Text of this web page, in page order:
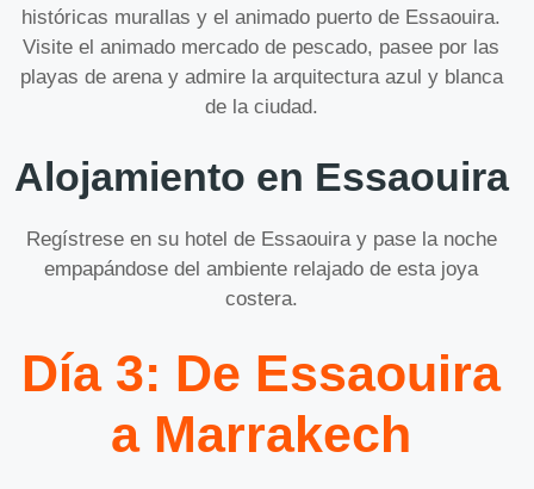
históricas murallas y el animado puerto de Essaouira.
Visite el animado mercado de pescado, pasee por las
playas de arena y admire la arquitectura azul y blanca
de la ciudad.
Alojamiento en Essaouira
Regístrese en su hotel de Essaouira y pase la noche
empapándose del ambiente relajado de esta joya
costera.
Día 3: De Essaouira
a Marrakech